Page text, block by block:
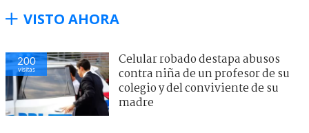
VISTO AHORA
200
visitas
Celular robado destapa abusos
contra niña de un profesor de su
colegio y del conviviente de su
madre